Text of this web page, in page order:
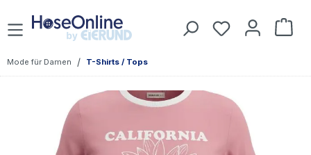
Zum Hauptinhalt springen Du hast 0
Mode für Damen / T-Shirts / Tops
Bildergalerie überspringen